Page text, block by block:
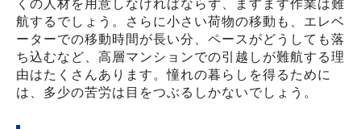
航するでしょう。さらに小さい荷物の移動も、エレベ
ーターでの移動時間が長い分、ペースがどうしても落
ち込むなど、高層マンションでの引越しが難航する理
由はたくさんあります。憧れの暮らしを得るために
は、多少の苦労は目をつぶるしかないでしょう。